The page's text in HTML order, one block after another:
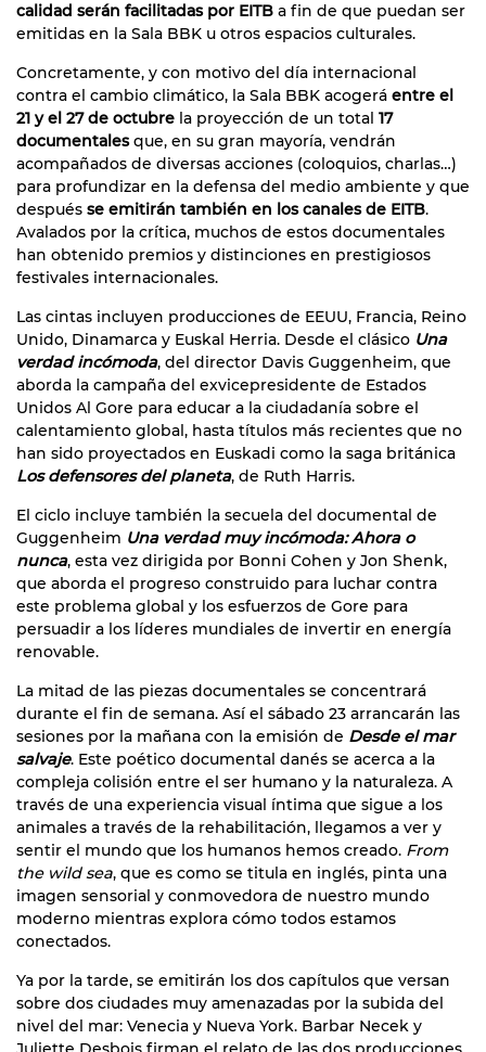
calidad serán facilitadas por EITB a fin de que puedan ser
emitidas en la Sala BBK u otros espacios culturales.
Concretamente, y con motivo del día internacional
contra el cambio climático, la Sala BBK acogerá entre el
21 y el 27 de octubre la proyección de un total 17
documentalesque, en su gran mayoría, vendrán
acompañados de diversas acciones (coloquios, charlas…)
para profundizar en la defensa del medio ambiente y que
después se emitirán también en los canales de EITB.
Avalados por la crítica, muchos de estos documentales
han obtenido premios y distinciones en prestigiosos
festivales internacionales.
Las cintas incluyen producciones de EEUU, Francia, Reino
Unido, Dinamarca y Euskal Herria. Desde el clásico Una
verdad incómoda, del director Davis Guggenheim, que
aborda la campaña del exvicepresidente de Estados
Unidos Al Gore para educar a la ciudadanía sobre el
calentamiento global, hasta títulos más recientes que no
han sido proyectados en Euskadi como la saga británica
Los defensores del planeta, de Ruth Harris.
El ciclo incluye también la secuela del documental de
Guggenheim Una verdad muy incómoda: Ahora o
nunca, esta vez dirigida por Bonni Cohen y Jon Shenk,
que aborda el progreso construido para luchar contra
este problema global y los esfuerzos de Gore para
persuadir a los líderes mundiales de invertir en energía
renovable.
La mitad de las piezas documentales se concentrará
durante el fin de semana. Así el sábado 23 arrancarán las
sesiones por la mañana con la emisión de Desde el mar
salvaje. Este poético documental danés se acerca a la
compleja colisión entre el ser humano y la naturaleza. A
través de una experiencia visual íntima que sigue a los
animales a través de la rehabilitación, llegamos a ver y
sentir el mundo que los humanos hemos creado. From
the wild sea, que es como se titula en inglés, pinta una
imagen sensorial y conmovedora de nuestro mundo
moderno mientras explora cómo todos estamos
conectados.
Ya por la tarde, se emitirán los dos capítulos que versan
sobre dos ciudades muy amenazadas por la subida del
nivel del mar: Venecia y Nueva York. Barbar Necek y